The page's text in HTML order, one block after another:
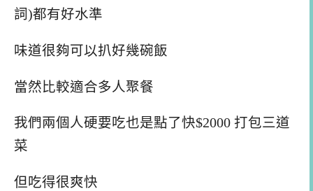
詞)都有好水準
味道很夠可以扒好幾碗飯
當然比較適合多人聚餐
我們兩個人硬要吃也是點了快$2000 打包三道
菜
但吃得很爽快